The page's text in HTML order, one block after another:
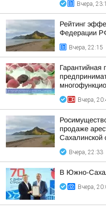
Вчера,
Рейтинг
Федерации
Вчера, 22:15
Гарантийная
Вчера,
продаже
Сахалинской
Вчера, 22:33
В Южно-
Вчера,